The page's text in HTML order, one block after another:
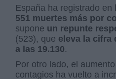
España ha registrado en
551 muertes más por
supone un repunte
(523), que eleva la cifra
a las 19.130.
Por otro lado, el
contagios ha vuelto a